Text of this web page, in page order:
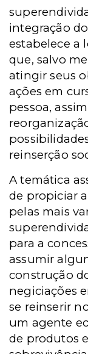
integração
estabelece a
que, salvo
atingir seus
ações em
pessoa,
reinserção
A temática
de propiciar
pelas mais
para a
assumir
construção
negiciações
se reinserir
um agente
de produtos